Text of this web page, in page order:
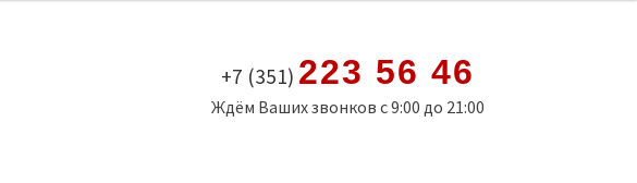
+7 (351) 223 56 46
Ждём Ваших звонков с 9:00 до 21:00